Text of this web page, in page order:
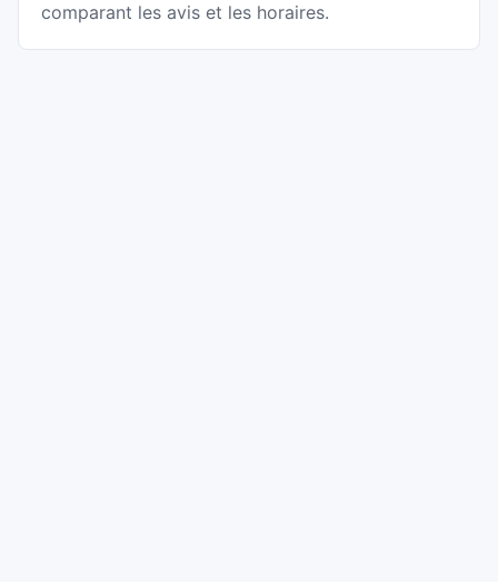
comparant les avis et les horaires.